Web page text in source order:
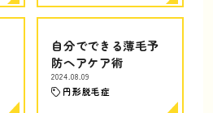
自分でできる薄毛予
防ヘアケア術
2024.08.09
円形脱毛症